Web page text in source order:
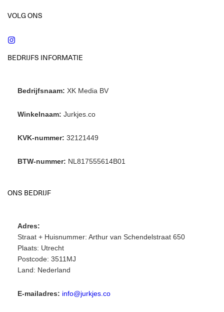
VOLG ONS
BEDRIJFS INFORMATIE
Bedrijfsnaam: XK Media BV
Winkelnaam: Jurkjes.co
KVK-nummer: 32121449
BTW-nummer: NL817555614B01
ONS BEDRIJF
Adres:
Straat + Huisnummer: Arthur van Schendelstraat 650
Plaats: Utrecht
Postcode: 3511MJ
Land: Nederland
E-mailadres: info@jurkjes.co